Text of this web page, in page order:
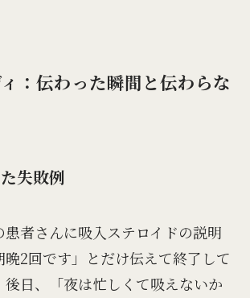
：伝わった瞬間と伝わらな
失敗例
者さんに吸入ステロイドの説明
晩2回です」とだけ伝えて終了して
後日、「夜は忙しくて吸えないか